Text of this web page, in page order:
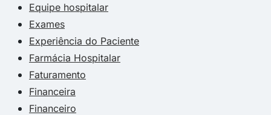
Equipe hospitalar
Exames
Experiência do Paciente
Farmácia Hospitalar
Faturamento
Financeira
Financeiro